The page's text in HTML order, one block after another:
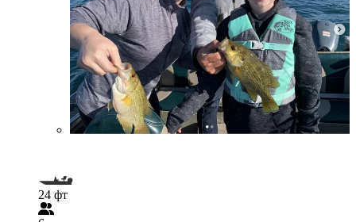
24 фт